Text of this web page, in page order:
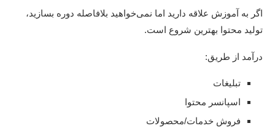
اگر به آموزش علاقه دارید اما نمی‌خواهید بلافاصله دوره بسازید،
تولید محتوا بهترین شروع است.
درآمد از طریق:
تبلیغات
اسپانسر محتوا
فروش خدمات/محصولات